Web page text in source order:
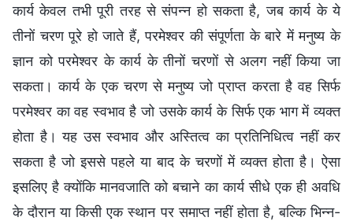
कार्य केवल तभी पूरी तरह से संपन्न हो सकता है, जब कार्य के ये
तीनों चरण पूरे हो जाते हैं, परमेश्वर की संपूर्णता के बारे में मनुष्य के
ज्ञान को परमेश्वर के कार्य के तीनों चरणों से अलग नहीं किया जा
सकता। कार्य के एक चरण से मनुष्य जो प्राप्त करता है वह सिर्फ
परमेश्वर का वह स्वभाव है जो उसके कार्य के सिर्फ एक भाग में व्यक्त
होता है। यह उस स्वभाव और अस्तित्व का प्रतिनिधित्व नहीं कर
सकता है जो इससे पहले या बाद के चरणों में व्यक्त होता है। ऐसा
इसलिए है क्योंकि मानवजाति को बचाने का कार्य सीधे एक ही अवधि
के दौरान या किसी एक स्थान पर समाप्त नहीं होता है, बल्कि भिन्न-